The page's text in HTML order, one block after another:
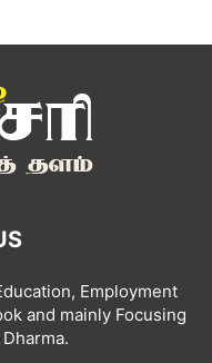
Employment
and mainly Focusing